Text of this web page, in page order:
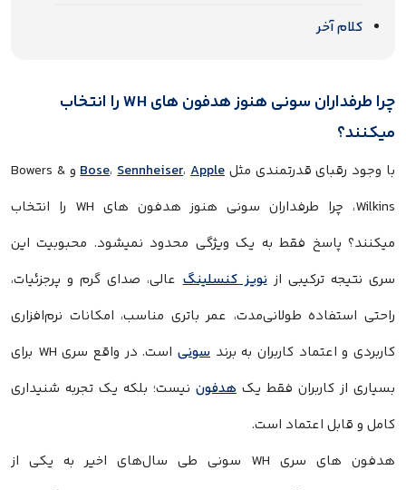
کلام آخر
چرا طرفداران سونی هنوز هدفون های WH را انتخاب
میکنند؟
با وجود رقبای قدرتمندی مثل Bose،Sennheiser،Apple
و Bowers &
Wilkins، چرا طرفداران سونی هنوز هدفون های WH را انتخاب
میکنند؟ پاسخ فقط به یک ویژگی محدود نمیشود. محبوبیت این
سری نتیجه ترکیبی ازنویز کنسلینگعالی، صدای گرم و پرجزئیات،
راحتی استفاده طولانی‌مدت، عمر باتری مناسب، امکانات نرم‌افزاری
کاربردی و اعتماد کاربران به برند سونی
است. در واقع سری WH برای
بسیاری از کاربران فقط یک هدفون نیست؛ بلکه یک تجربه شنیداری
کامل و قابل اعتماد است.
هدفون های سری WH سونی طی سال‌های اخیر به یکی از